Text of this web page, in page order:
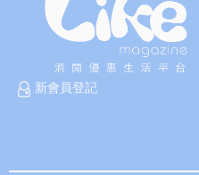
新會員登記